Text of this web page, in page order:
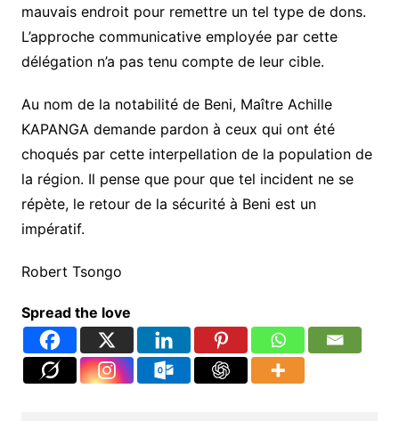
mauvais endroit pour remettre un tel type de dons.
L’approche communicative employée par cette
délégation n’a pas tenu compte de leur cible.
Au nom de la notabilité de Beni, Maître Achille
KAPANGA demande pardon à ceux qui ont été
choqués par cette interpellation de la population de
la région. Il pense que pour que tel incident ne se
répète, le retour de la sécurité à Beni est un
impératif.
Robert Tsongo
Spread the love